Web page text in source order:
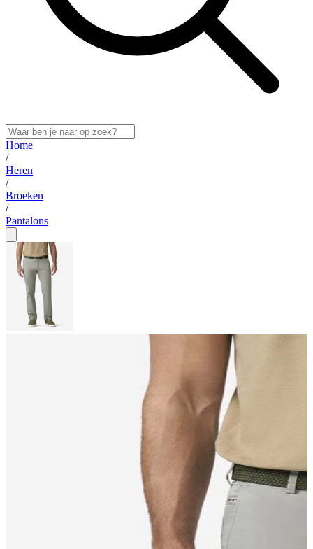
Home
/
Heren
/
Broeken
/
Pantalons